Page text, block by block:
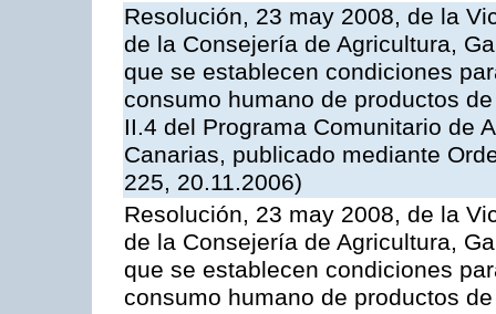
Resolución, 23 may 2008, de la
de la Consejería de Agricultura,
que se establecen condiciones
consumo humano de productos
II.4 del Programa Comunitario de
Canarias, publicado mediante
225, 20.11.2006)
Resolución, 23 may 2008, de la
de la Consejería de Agricultura,
que se establecen condiciones
consumo humano de productos